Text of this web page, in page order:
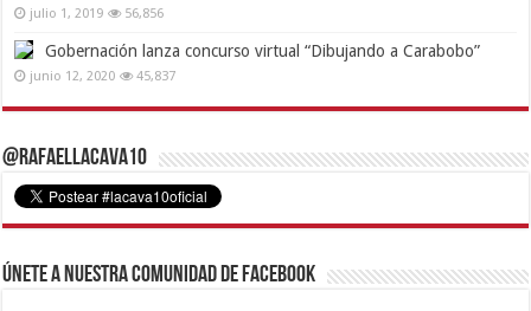
julio 1, 2019 56,856
Gobernación lanza concurso virtual “Dibujando a Carabobo”
junio 12, 2020 45,837
@RafaelLacava10
Únete a nuestra comunidad de Facebook